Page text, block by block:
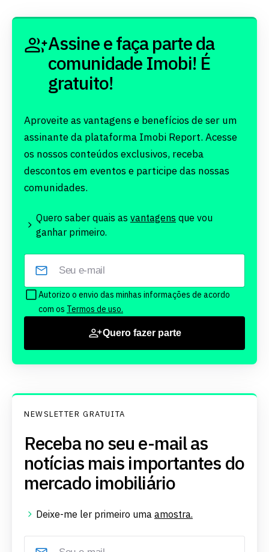
Assine e faça parte da
comunidade Imobi! É
gratuito!
Aproveite as vantagens e benefícios de ser um
assinante da plataforma Imobi Report. Acesse
os nossos conteúdos exclusivos, receba
descontos em eventos e participe das nossas
comunidades.
Quero saber quais as vantagens que vou
ganhar primeiro.
Autorizo o envio das minhas informações de acordo
com os Termos de uso.
Quero fazer parte
NEWSLETTER GRATUITA
Receba no seu e-mail as
notícias mais importantes do
mercado imobiliário
Deixe-me ler primeiro uma amostra.